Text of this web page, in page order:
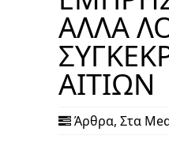
ΑΛΛΑ
ΑΙΤΙΩΝ
Άρθρα, Στα